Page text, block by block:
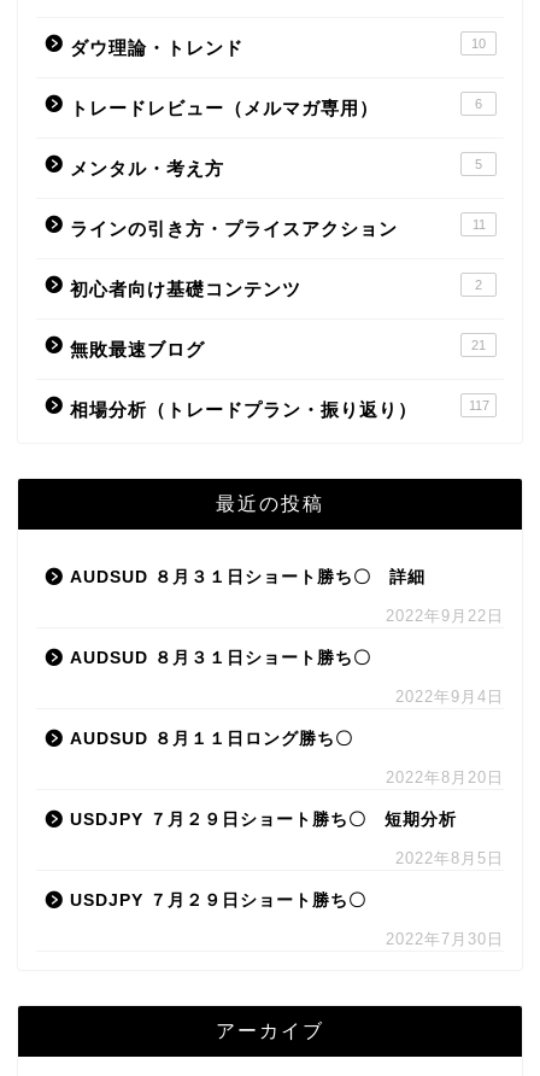
ダウ理論・トレンド 10
トレードレビュー（メルマガ専用） 6
メンタル・考え方 5
ラインの引き方・プライスアクション 11
初心者向け基礎コンテンツ 2
無敗最速ブログ 21
相場分析（トレードプラン・振り返り） 117
最近の投稿
AUDSUD ８月３１日ショート勝ち〇 詳細
2022年9月22日
AUDSUD ８月３１日ショート勝ち〇
2022年9月4日
AUDSUD ８月１１日ロング勝ち〇
2022年8月20日
USDJPY ７月２９日ショート勝ち〇 短期分析
2022年8月5日
USDJPY ７月２９日ショート勝ち〇
2022年7月30日
アーカイブ